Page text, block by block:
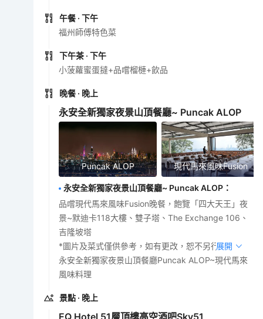
午餐 · 下午
福州師傅特色菜
下午茶 · 下午
小菠蘿蜜蛋撻+品嚐榴槤+飲品
晚餐 · 晚上
永安全新獨家夜景山頂餐廳~ Puncak ALOP
Puncak ALOP 現代馬來風味Fusion
永安全新獨家夜景山頂餐廳~ Puncak ALOP ：
品嚐現代馬來風味Fusion晚餐，飽覽「四大天王」夜
景~默迪卡118大樓、雙子塔、The Exchange 106、
吉隆坡塔
*圖片及菜式僅供參考，如有更改，恕不另行通知。
展開
永安全新獨家夜景山頂餐廳Puncak ALOP~現代馬來
風味料理
景點 · 晚上
EQ Hotel 51層頂樓高空酒吧Sky51